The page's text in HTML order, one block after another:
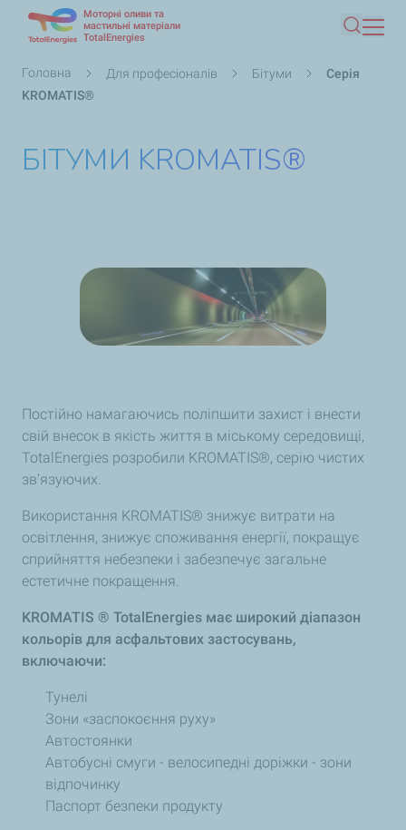
основного
Моторні оливи та
мастильні матеріали
TotalEnergies
Пошук
Рядок
навіґації
Головна Для професіоналів Бітуми
Серія
KROMATIS®
БІТУМИ KROMATIS®
Постійно намагаючись поліпшити захист і внести
свій внесок в якість життя в міському середовищі,
TotalEnergies розробили KROMATIS®, серію чистих
зв'язуючих.
Використання KROMATIS® знижує витрати на
освітлення, знижує споживання енергії, покращує
сприйняття небезпеки і забезпечує загальне
естетичне покращення.
KROMATIS ® TotalEnergies має широкий діапазон
кольорів для асфальтових застосувань,
включаючи:
Тунелі
Зони «заспокоєння руху»
Автостоянки
Автобусні смуги - велосипедні доріжки - зони
відпочинку
Паспорт безпеки продукту